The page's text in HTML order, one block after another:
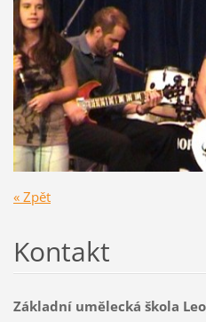
« Zpět
Kontakt
Základní umělecká škola